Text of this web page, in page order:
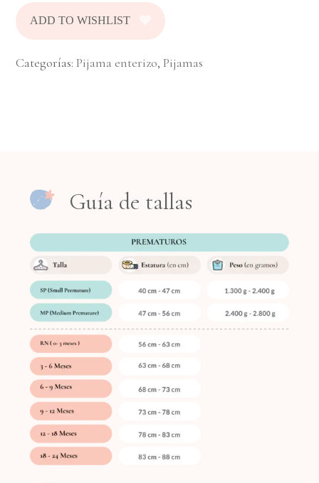
ADD TO WISHLIST
Categorías:Pijama enterizo,Pijamas
Guía de tallas